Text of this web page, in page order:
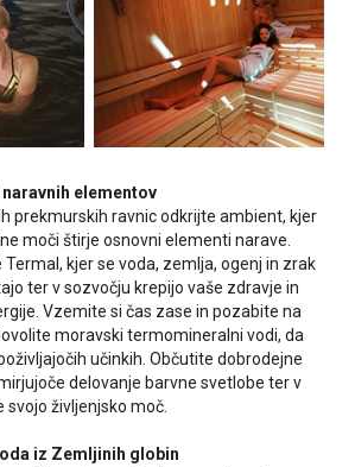
elementov
prekmurskih ravnic odkrijte ambient, kjer
moči štirje osnovni elementi narave.
kjer se voda, zemlja, ogenj in zrak
ter v sozvočju krepijo vaše zdravje in
Vzemite si čas zase in pozabite na
moravski termomineralni vodi, da
učinkih. Občutite dobrodejne
delovanje barvne svetlobe ter v
življenjsko moč.
iz Zemljinih globin